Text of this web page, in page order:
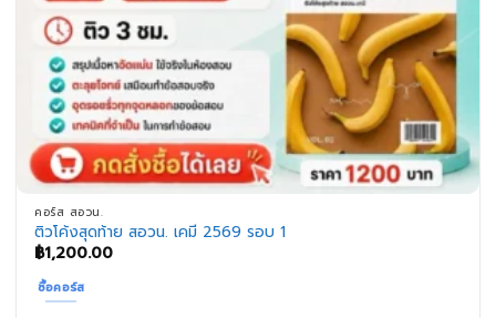
คอร์ส สอวน.
ติวโค้งสุดท้าย สอวน. เคมี 2569 รอบ 1
฿1,200.00
ซื้อคอร์ส